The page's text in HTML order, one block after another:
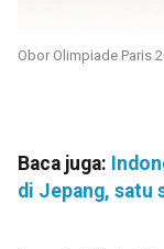
Obor Olimpiade Paris
Baca juga:
di Jepang, satu